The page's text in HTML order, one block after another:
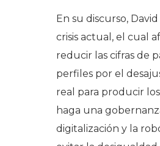
En su discurso,
crisis actual, el cual
reducir las cifras de
perfiles por el
real para producir
haga una
digitalización y la